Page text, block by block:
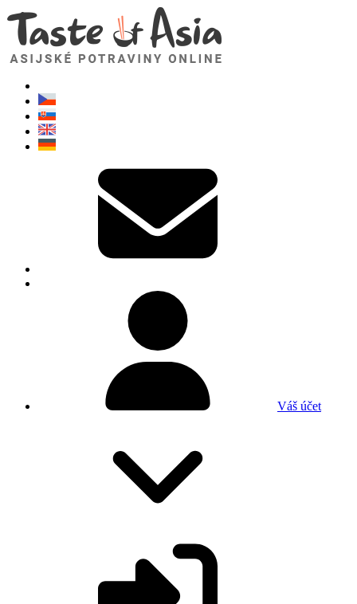
Váš účet
TasteOfAsia.cz
Neváhejte se zeptat. Jsem tady pro vás!